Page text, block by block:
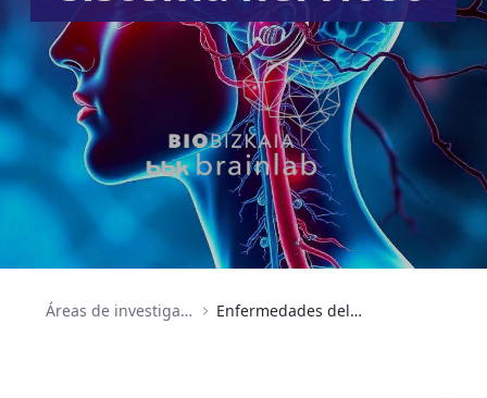
Áreas de investigación Enfermedades del sistema nervioso